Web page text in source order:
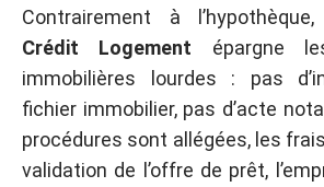
Contrairement à
Crédit Logement épargne
immobilières lourdes : pas
fichier immobilier, pas d’acte
procédures sont allégées, les
validation de l’offre de prêt,